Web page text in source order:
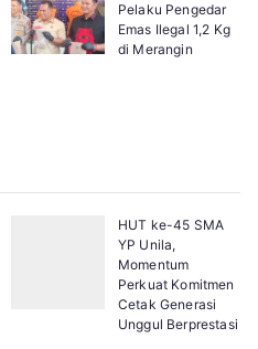
Pelaku Pengedar
Emas Ilegal 1,2 Kg
di Merangin
HUT ke-45 SMA
YP Unila,
Momentum
Perkuat Komitmen
Cetak Generasi
Unggul Berprestasi